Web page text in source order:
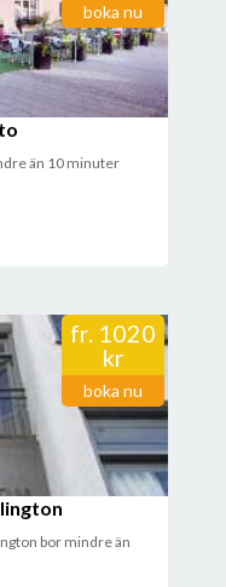
boka nu
än 10 minuter
fr. 1020
kr
boka nu
bor mindre än